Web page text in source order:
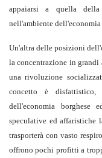
appaiarsi a quella della
nell'ambiente
Un'altra delle posizioni
la concentrazione in grandi
una rivoluzione
concetto è
dell'economia
speculative ed affaristiche
trasporterà con vasto
offrono pochi profitti a